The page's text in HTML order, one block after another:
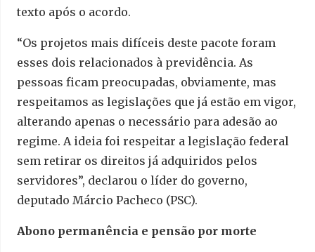
texto após o acordo.
“Os projetos mais difíceis deste pacote foram
esses dois relacionados à previdência. As
pessoas ficam preocupadas, obviamente, mas
respeitamos as legislações que já estão em vigor,
alterando apenas o necessário para adesão ao
regime. A ideia foi respeitar a legislação federal
sem retirar os direitos já adquiridos pelos
servidores”, declarou o líder do governo,
deputado Márcio Pacheco (PSC).
Abono permanência e pensão por morte